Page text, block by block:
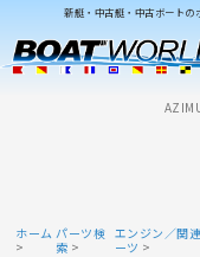
新艇・中古艇・中古ボートの
ホーム パーツ検
索
エンジン／関
ーツ